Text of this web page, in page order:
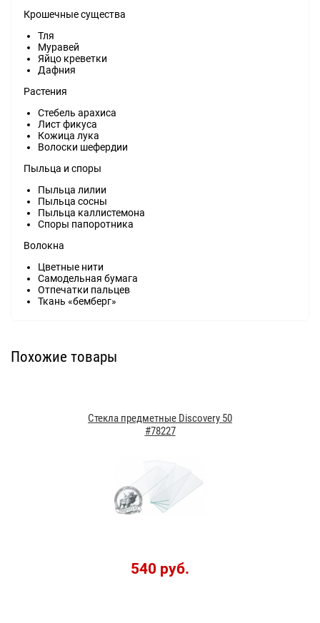
Крошечные существа
Тля
Муравей
Яйцо креветки
Дафния
Растения
Стебель арахиса
Лист фикуса
Кожица лука
Волоски шефердии
Пыльца и споры
Пыльца лилии
Пыльца сосны
Пыльца каллистемона
Споры папоротника
Волокна
Цветные нити
Самодельная бумага
Отпечатки пальцев
Ткань «бемберг»
Похожие товары
Стекла предметные Discovery 50
#78227
540 руб.